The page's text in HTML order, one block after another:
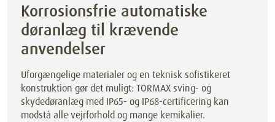
Korrosionsfrie automatiske
døranlæg til krævende
anvendelser
Uforgængelige materialer og en teknisk sofistikeret
konstruktion gør det muligt: TORMAX sving- og
skydedøranlæg med IP65- og IP68-certificering kan
modstå alle vejrforhold og mange kemikalier.